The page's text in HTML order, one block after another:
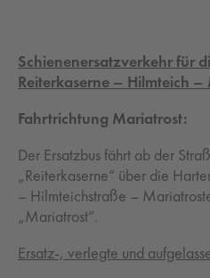
Schienenersatzverkehr für
Reiterkaserne – Hilmteich
Fahrtrichtung Mariatrost:
Der Ersatzbus fährt ab der
„Reiterkaserne“ über die
– Hilmteichstraße –
„Mariatrost“.
Ersatz-, verlegte und